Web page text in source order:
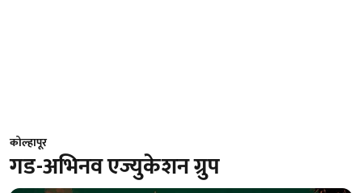
कोल्हापूर
गड-अभिनव एज्युकेशन ग्रुप